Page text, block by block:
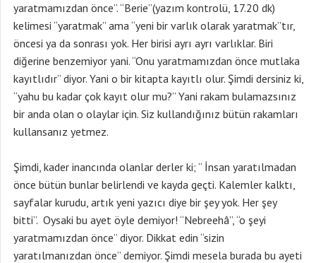
yaratmamızdan önce”. “Berie”(yazım kontrolü, 17.20 dk)
kelimesi “yaratmak” ama “yeni bir varlık olarak yaratmak”tır,
öncesi ya da sonrası yok. Her birisi ayrı ayrı varlıklar. Biri
diğerine benzemiyor yani. “Onu yaratmamızdan önce mutlaka
kayıtlıdır” diyor. Yani o bir kitapta kayıtlı olur. Şimdi dersiniz ki,
“yahu bu kadar çok kayıt olur mu?” Yani rakam bulamazsınız
bir anda olan o olaylar için. Siz kullandığınız bütün rakamları
kullansanız yetmez.
Şimdi, kader inancında olanlar derler ki; “ İnsan yaratılmadan
önce bütün bunlar belirlendi ve kayda geçti. Kalemler kalktı,
sayfalar kurudu, artık yeni yazıcı diye bir şey yok. Her şey
bitti”. Oysaki bu ayet öyle demiyor! “Nebreehâ”, “o şeyi
yaratmamızdan önce” diyor. Dikkat edin “sizin
yaratılmanızdan önce” demiyor. Şimdi mesela burada bu ayeti